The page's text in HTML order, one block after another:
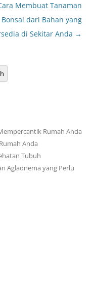
Membuat Tanaman
Bonsai dari Bahan yang
di Sekitar Anda →
Rumah Anda
Anda
Tubuh
Aglaonema yang Perlu